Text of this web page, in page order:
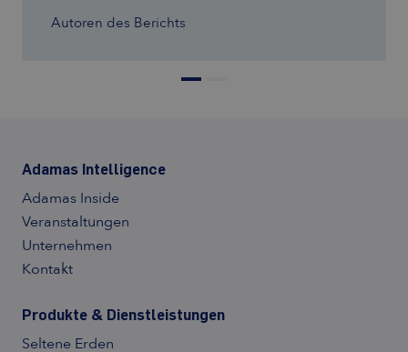
Autoren des Berichts
Adamas Intelligence
Adamas Inside
Veranstaltungen
Unternehmen
Produkte & Dienstleistungen